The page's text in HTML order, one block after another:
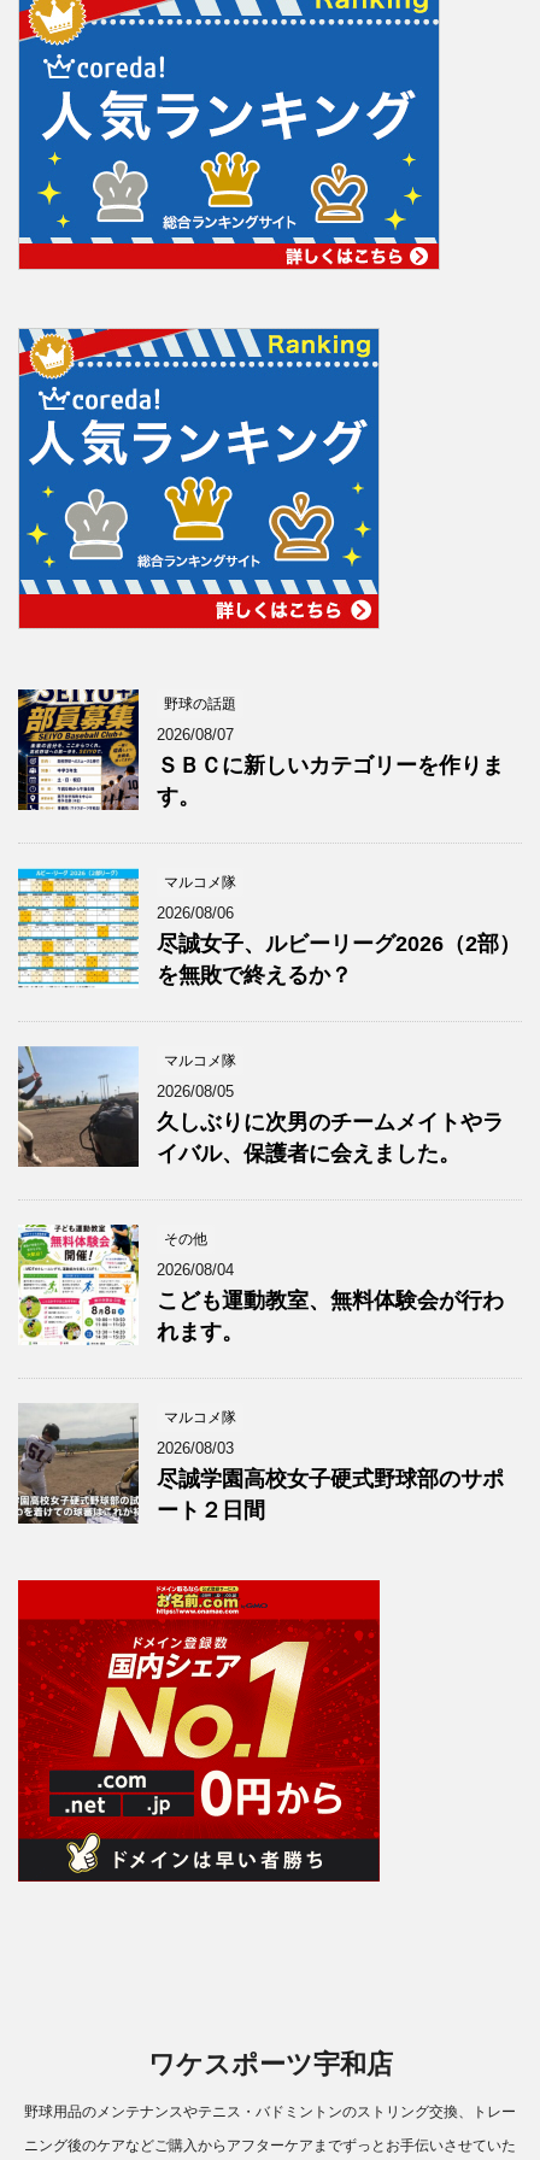
野球の話題
2026/08/07
ＳＢＣに新しいカテゴリーを作りま
す。
マルコメ隊
2026/08/06
尽誠女子、ルビーリーグ2026（2部）
を無敗で終えるか？
マルコメ隊
2026/08/05
久しぶりに次男のチームメイトやラ
イバル、保護者に会えました。
その他
2026/08/04
こども運動教室、無料体験会が行わ
れます。
マルコメ隊
2026/08/03
尽誠学園高校女子硬式野球部のサポ
ート２日間
ワケスポーツ宇和店
野球用品のメンテナンスやテニス・バドミントンのストリング交換、トレー
ニング後のケアなどご購入からアフターケアまでずっとお手伝いさせていた